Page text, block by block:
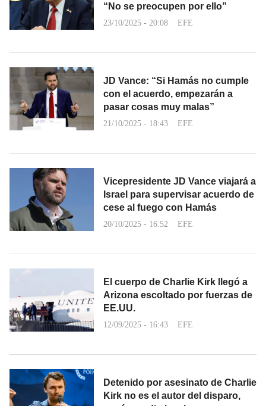
“No se preocupen por ello”
23/10/2025 - 20:08 EFE
JD Vance: “Si Hamás no cumple
con el acuerdo, empezarán a
pasar cosas muy malas”
21/10/2025 - 18:43 EFE
Vicepresidente JD Vance viajará a
Israel para supervisar acuerdo de
cese al fuego con Hamás
20/10/2025 - 16:52 EFE
El cuerpo de Charlie Kirk llegó a
Arizona escoltado por fuerzas de
EE.UU.
12/09/2025 - 16:43 EFE
Detenido por asesinato de Charlie
Kirk no es el autor del disparo,